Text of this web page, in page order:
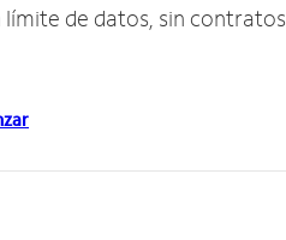
límite de datos, sin contratos